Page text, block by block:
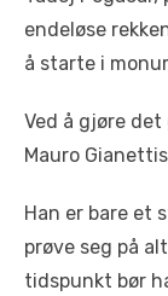
endeløse
å starte i
Ved å gjøre
Mauro
Han er bare et
prøve seg på
tidspunkt bør